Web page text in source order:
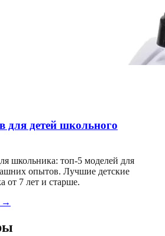
для детей школьного
школьника: топ-5 моделей для
опытов. Лучшие детские
от 7 лет и старше.
→